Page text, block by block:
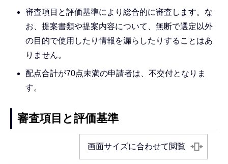
審査項目と評価基準により総合的に審査します。な
お、提案書類や提案内容について、無断で選定以外
の目的で使用したり情報を漏らしたりすることはあ
りません。
配点合計が70点未満の申請者は、不交付となりま
す。
審査項目と評価基準
画面サイズに合わせて閲覧